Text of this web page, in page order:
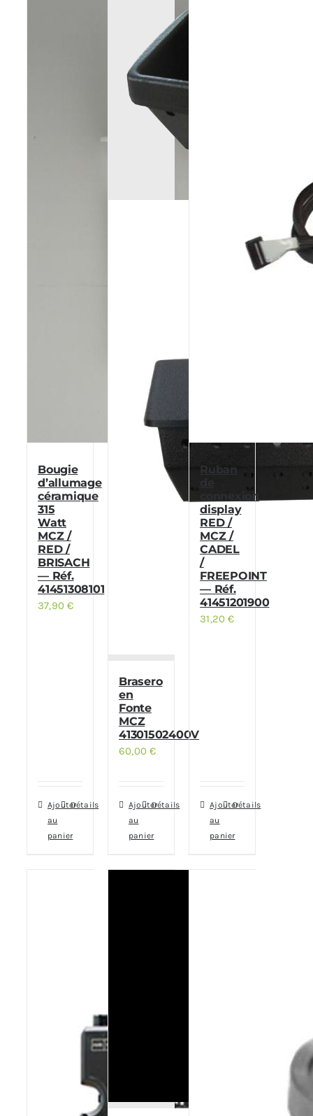
Poêles et chaudières
Conduit de fumées
Bougie
d’allumage
céramique
315
Watt
MCZ /
RED /
BRISACH
— Réf.
41451308101
37,90€
Ajouter
au
panier
Détails
Brasero
en
Fonte
MCZ
41301502400V
60,00€
Ajouter
au
panier
Détails
Ruban
connexion
display
RED /
MCZ /
CADEL
/
FREEPOINT
— Réf.
41451201900
31,20€
Ajouter
au
panier
Détails